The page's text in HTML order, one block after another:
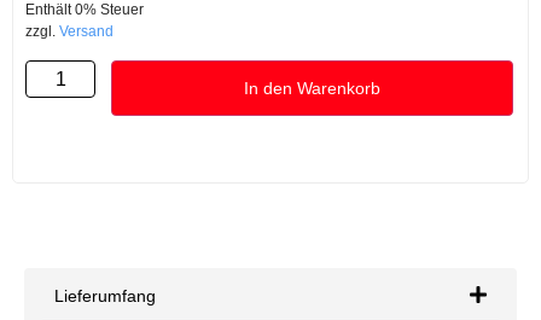
Enthält 0% Steuer
zzgl. Versand
In den Warenkorb
Lieferumfang